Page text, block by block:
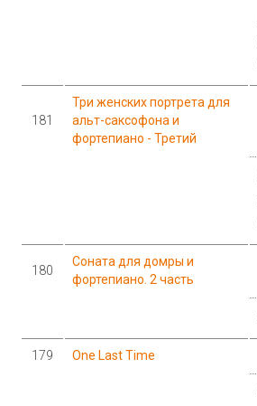
181
Три женских портрета для
альт-саксофона и
фортепиано - Третий
180
Соната для домры и
фортепиано. 2 часть
179 One Last Time